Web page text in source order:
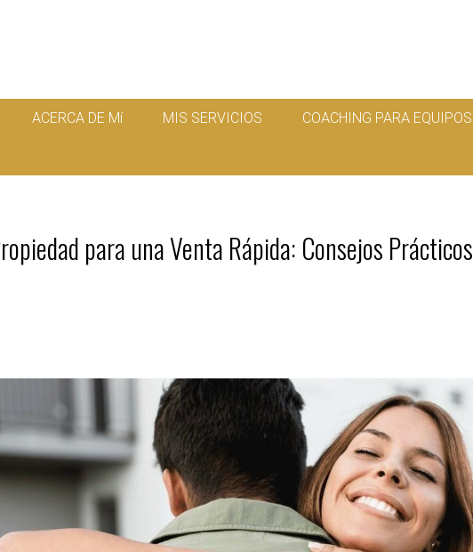
ACERCA DE Mí MIS SERVICIOS COACHING PARA EQUIPOS
para una Venta Rápida: Consejos Prácticos